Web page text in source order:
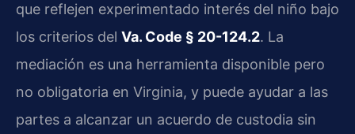
que reflejen experimentado interés del niño bajo
los criterios del Va. Code § 20-124.2. La
mediación es una herramienta disponible pero
no obligatoria en Virginia, y puede ayudar a las
partes a alcanzar un acuerdo de custodia sin